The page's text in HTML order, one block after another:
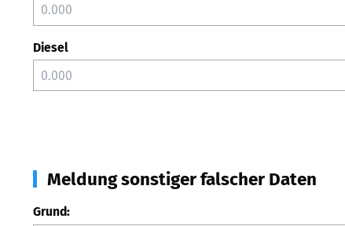
Diesel
Meldung sonstiger falscher Daten
Grund: